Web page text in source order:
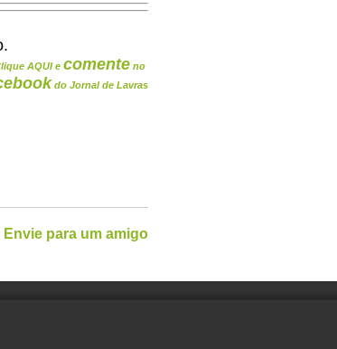
AQUI e comente no
do Jornal de Lavras
Envie para um amigo